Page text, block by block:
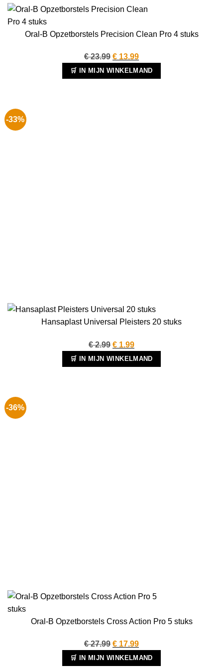
Oral-B Opzetborstels Precision Clean Pro 4 stuks
€23.99 Oorspronkelijke
prijs
was:
€ 13.99Huidige
prijs
is:
🛒 IN MIJN WINKELMAND
-33%
Hansaplast Universal Pleisters 20 stuks
€2.99 Oorspronkelijke
prijs
was:
€ 1.99Huidige
prijs
is:
🛒 IN MIJN WINKELMAND
-36%
Oral-B Opzetborstels Cross Action Pro 5 stuks
€27.99 Oorspronkelijke
prijs
€ 17.99Huidige
prijs
🛒 IN MIJN WINKELMAND